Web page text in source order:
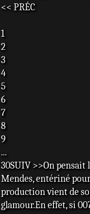
<< PRÉC
1
2
3
4
5
6
7
8
9
...
30SUIV >>On pensait
Mendes, entériné
production vient de
glamour.En effet, si